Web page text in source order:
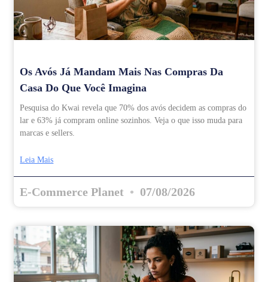
Os Avós Já Mandam Mais Nas Compras Da
Casa Do Que Você Imagina
Pesquisa do Kwai revela que 70% dos avós decidem as compras do
lar e 63% já compram online sozinhos. Veja o que isso muda para
marcas e sellers.
Leia Mais
E-Commerce Planet 07/08/2026